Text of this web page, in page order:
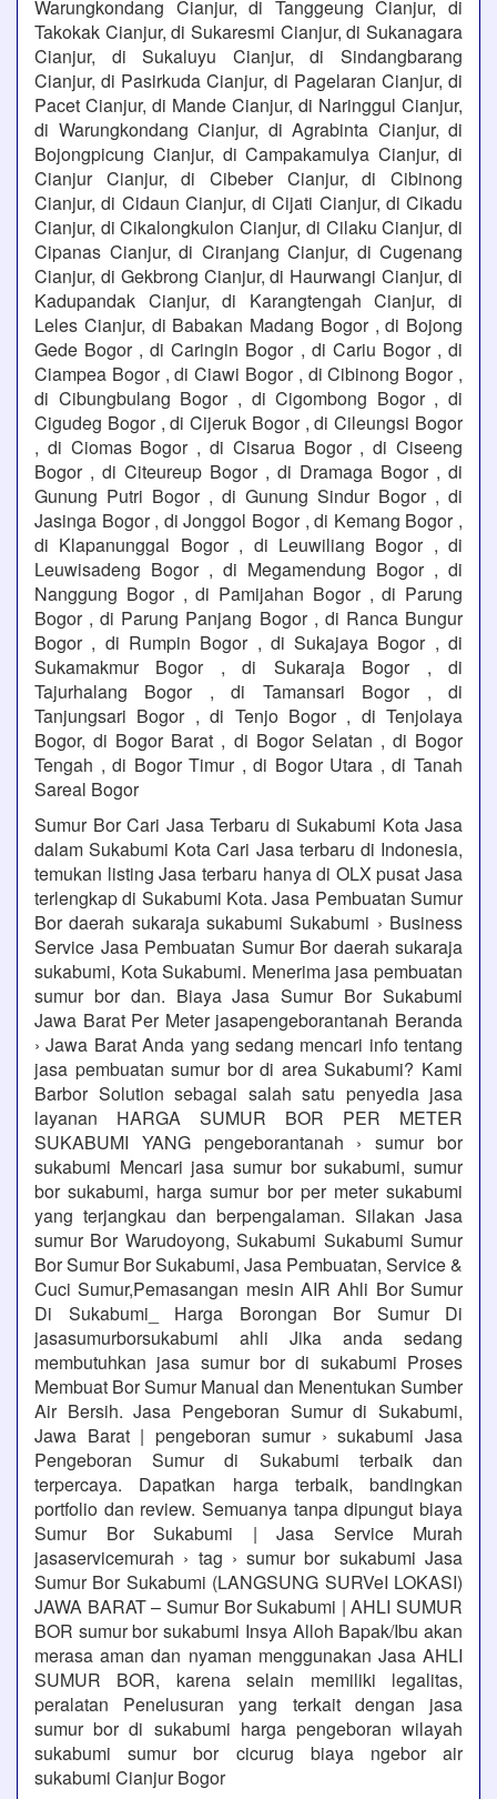
Warungkondang Cianjur, di Tanggeung Cianjur, di
Takokak Cianjur, di Sukaresmi Cianjur, di Sukanagara
Cianjur, di Sukaluyu Cianjur, di Sindangbarang
Cianjur, di Pasirkuda Cianjur, di Pagelaran Cianjur, di
Pacet Cianjur, di Mande Cianjur, di Naringgul Cianjur,
di Warungkondang Cianjur, di Agrabinta Cianjur, di
Bojongpicung Cianjur, di Campakamulya Cianjur, di
Cianjur Cianjur, di Cibeber Cianjur, di Cibinong
Cianjur, di Cidaun Cianjur, di Cijati Cianjur, di Cikadu
Cianjur, di Cikalongkulon Cianjur, di Cilaku Cianjur, di
Cipanas Cianjur, di Ciranjang Cianjur, di Cugenang
Cianjur, di Gekbrong Cianjur, di Haurwangi Cianjur, di
Kadupandak Cianjur, di Karangtengah Cianjur, di
Leles Cianjur, di Babakan Madang Bogor , di Bojong
Gede Bogor , di Caringin Bogor , di Cariu Bogor , di
Ciampea Bogor , di Ciawi Bogor , di Cibinong Bogor ,
di Cibungbulang Bogor , di Cigombong Bogor , di
Cigudeg Bogor , di Cijeruk Bogor , di Cileungsi Bogor
, di Ciomas Bogor , di Cisarua Bogor , di Ciseeng
Bogor , di Citeureup Bogor , di Dramaga Bogor , di
Gunung Putri Bogor , di Gunung Sindur Bogor , di
Jasinga Bogor , di Jonggol Bogor , di Kemang Bogor ,
di Klapanunggal Bogor , di Leuwiliang Bogor , di
Leuwisadeng Bogor , di Megamendung Bogor , di
Nanggung Bogor , di Pamijahan Bogor , di Parung
Bogor , di Parung Panjang Bogor , di Ranca Bungur
Bogor , di Rumpin Bogor , di Sukajaya Bogor , di
Sukamakmur Bogor , di Sukaraja Bogor , di
Tajurhalang Bogor , di Tamansari Bogor , di
Tanjungsari Bogor , di Tenjo Bogor , di Tenjolaya
Bogor, di Bogor Barat , di Bogor Selatan , di Bogor
Tengah , di Bogor Timur , di Bogor Utara , di Tanah
Sareal Bogor
Sumur Bor Cari Jasa Terbaru di Sukabumi Kota Jasa
dalam Sukabumi Kota Cari Jasa terbaru di Indonesia,
temukan listing Jasa terbaru hanya di OLX pusat Jasa
terlengkap di Sukabumi Kota. Jasa Pembuatan Sumur
Bor daerah sukaraja sukabumi Sukabumi › Business
Service Jasa Pembuatan Sumur Bor daerah sukaraja
sukabumi, Kota Sukabumi. Menerima jasa pembuatan
sumur bor dan. Biaya Jasa Sumur Bor Sukabumi
Jawa Barat Per Meter jasapengeborantanah Beranda
› Jawa Barat Anda yang sedang mencari info tentang
jasa pembuatan sumur bor di area Sukabumi? Kami
Barbor Solution sebagai salah satu penyedia jasa
layanan HARGA SUMUR BOR PER METER
SUKABUMI YANG pengeborantanah › sumur bor
sukabumi Mencari jasa sumur bor sukabumi, sumur
bor sukabumi, harga sumur bor per meter sukabumi
yang terjangkau dan berpengalaman. Silakan Jasa
sumur Bor Warudoyong, Sukabumi Sukabumi Sumur
Bor Sumur Bor Sukabumi, Jasa Pembuatan, Service &
Cuci Sumur,Pemasangan mesin AIR Ahli Bor Sumur
Di Sukabumi_ Harga Borongan Bor Sumur Di
jasasumurborsukabumi ahli Jika anda sedang
membutuhkan jasa sumur bor di sukabumi Proses
Membuat Bor Sumur Manual dan Menentukan Sumber
Air Bersih. Jasa Pengeboran Sumur di Sukabumi,
Jawa Barat | pengeboran sumur › sukabumi Jasa
Pengeboran Sumur di Sukabumi terbaik dan
terpercaya. Dapatkan harga terbaik, bandingkan
portfolio dan review. Semuanya tanpa dipungut biaya
Sumur Bor Sukabumi | Jasa Service Murah
jasaservicemurah › tag › sumur bor sukabumi Jasa
Sumur Bor Sukabumi (LANGSUNG SURVeI LOKASI)
JAWA BARAT – Sumur Bor Sukabumi | AHLI SUMUR
BOR sumur bor sukabumi Insya Alloh Bapak/Ibu akan
merasa aman dan nyaman menggunakan Jasa AHLI
SUMUR BOR, karena selain memiliki legalitas,
peralatan Penelusuran yang terkait dengan jasa
sumur bor di sukabumi harga pengeboran wilayah
sukabumi sumur bor cicurug biaya ngebor air
sukabumi Cianjur Bogor